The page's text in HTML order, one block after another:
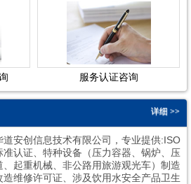
服务认证咨询
详细 >>
道安创信息技术有限公司，专业提供:ISO
准认证、特种设备（压力容器、锅炉、压
、起重机械、非公路用旅游观光车）制造
造维修许可证、涉及饮用水安全产品卫生